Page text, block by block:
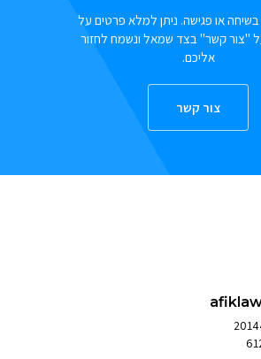
או פגישה. ניתן למלא פרטים על
"צור קשר" בצד שמאל ונשמח לחזור
אליכם.
צור קשר